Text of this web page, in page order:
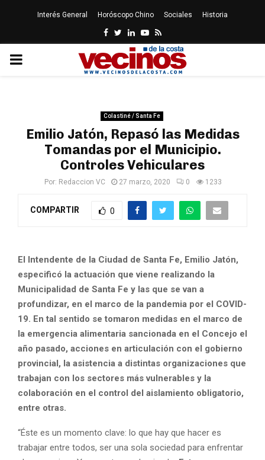
Interés General Horóscopo Chino Sociales Historia
Facebook
Twitter
LinkedinYoutube
Rss
PRIMARY
Colastiné / Santa Fe
Emilio Jatón, Repasó las Medidas
Tomandas por el Municipio.
Controles Vehiculares
Por: Redaccion VC 27 marzo, 2020 0 1233
COMPARTIR 0
El Intendente de la Ciudad de Santa Fe, Emilio Jatón,
especificó la actuación que viene realizando la
Municipalidad de Santa Fe y las que se van a
profundizar, en el marco de la pandemia por el COVID-
19. En tal sentido se tomaron medidas en el marco de
la emergencia alimentaria sancionada en el Concejo el
año pasado, acciones en articulación con el gobierno
provincial, la asistencia a distintas organizaciones que
trabajan con los sectores más vulnerables y la
colaboración en el control del aislamiento obligatorio,
entre otras.
“Éste es un momento clave: lo que hay que hacer es
trabajar entre todos, ser una sola sociedad para enfrentar